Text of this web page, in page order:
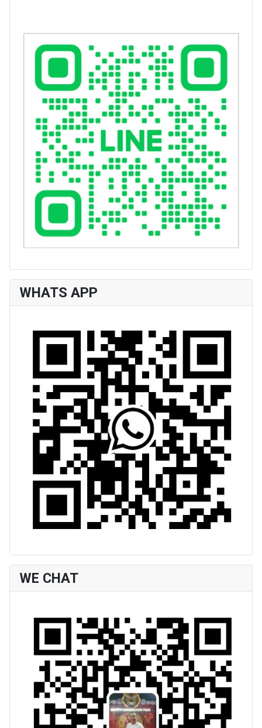
WHATS APP
WE CHAT